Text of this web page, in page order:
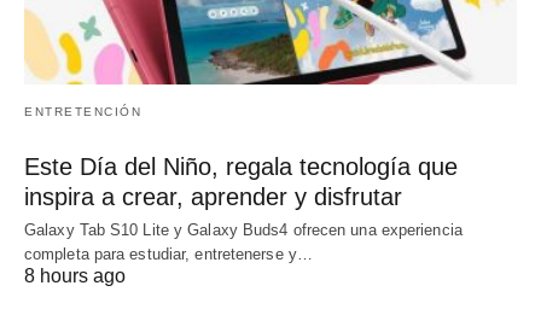
ENTRETENCIÓN
Este Día del Niño, regala tecnología que
inspira a crear, aprender y disfrutar
Galaxy Tab S10 Lite y Galaxy Buds4 ofrecen una experiencia
completa para estudiar, entretenerse y…
8 hours ago